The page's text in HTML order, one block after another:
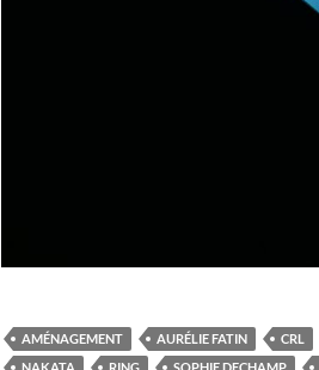
AMÉNAGEMENT AURÉLIE FATIN CRL
NAKATA
RING SOPHIE DECHAMP